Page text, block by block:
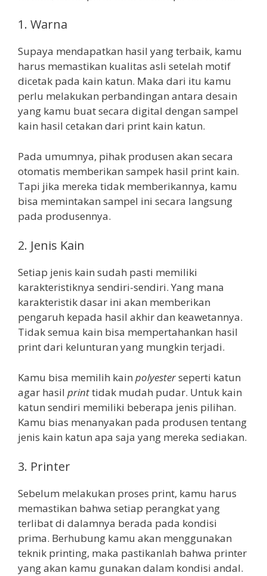
1. Warna
Supaya mendapatkan hasil yang terbaik, kamu
harus memastikan kualitas asli setelah motif
dicetak pada kain katun. Maka dari itu kamu
perlu melakukan perbandingan antara desain
yang kamu buat secara digital dengan sampel
kain hasil cetakan dari print kain katun.
Pada umumnya, pihak produsen akan secara
otomatis memberikan sampek hasil print kain.
Tapi jika mereka tidak memberikannya, kamu
bisa memintakan sampel ini secara langsung
pada produsennya.
2. Jenis Kain
Setiap jenis kain sudah pasti memiliki
karakteristiknya sendiri-sendiri. Yang mana
karakteristik dasar ini akan memberikan
pengaruh kepada hasil akhir dan keawetannya.
Tidak semua kain bisa mempertahankan hasil
print dari kelunturan yang mungkin terjadi.
Kamu bisa memilih kain polyesterseperti katun
agar hasil printtidak mudah pudar. Untuk kain
katun sendiri memiliki beberapa jenis pilihan.
Kamu bias menanyakan pada produsen tentang
jenis kain katun apa saja yang mereka sediakan.
3. Printer
Sebelum melakukan proses print, kamu harus
memastikan bahwa setiap perangkat yang
terlibat di dalamnya berada pada kondisi
prima. Berhubung kamu akan menggunakan
teknik printing, maka pastikanlah bahwa printer
yang akan kamu gunakan dalam kondisi andal.